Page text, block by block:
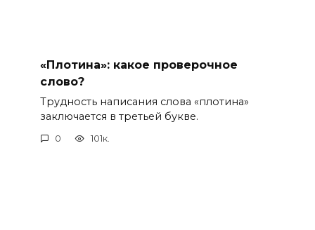
«Плотина»: какое проверочное
слово?
Трудность написания слова «плотина»
заключается в третьей букве.
0 101к.